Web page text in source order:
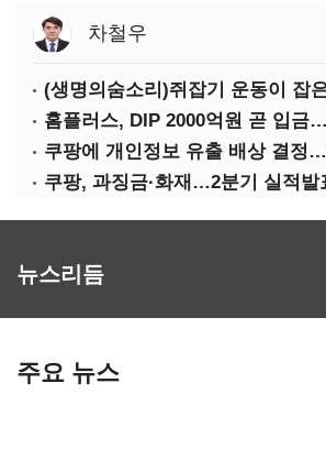
차철우
쿠팡에 개인정보 유출 배상 결정
뉴스리듬
주요 뉴스